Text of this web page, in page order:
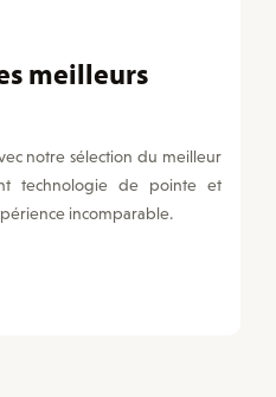
meilleurs
notre sélection du meilleur
technologie de pointe et
incomparable.